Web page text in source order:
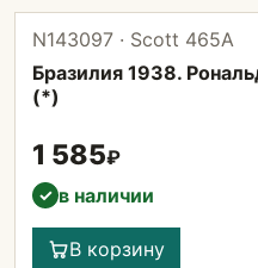
N143097 · Scott 465А
Бразилия 1938.
(*)
1 585₽
✓ в наличии
В корзину